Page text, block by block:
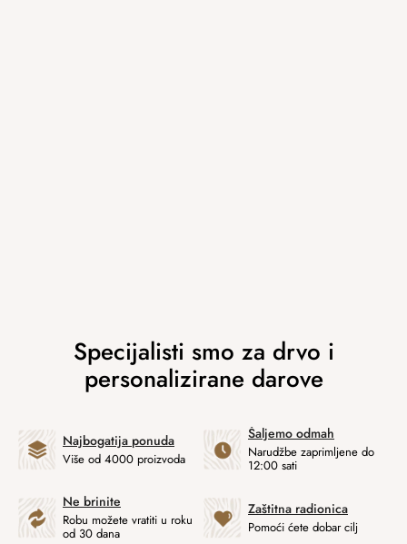
Najbogatija ponuda
Više od 4000 proizvoda
Šaljemo odmah
Narudžbe zaprimljene do
12:00 sati
Ne brinite
Robu možete vratiti u roku
od 30 dana
Zaštitna radionica
Pomoći ćete dobar cilj